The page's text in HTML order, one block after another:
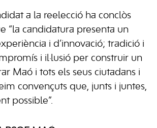
a la reelecció ha conclòs
“la candidatura presenta un
i d’innovació; tradició i
i il·lusió per construir un
Maó i tots els seus ciutadans i
convençuts que, junts i juntes,
possible”.